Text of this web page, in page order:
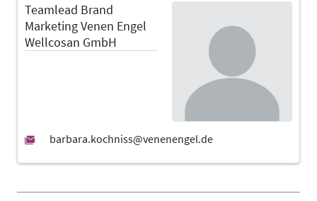
Teamlead Brand
Marketing Venen Engel
Wellcosan GmbH